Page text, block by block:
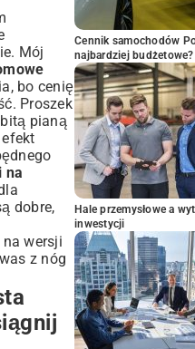
Mój
bo cenię
Proszek
pianą
na
dobre,
wersji
z nóg
Cennik samochodów
najbardziej budżetowe?
Hale przemysłowe a
inwestycji